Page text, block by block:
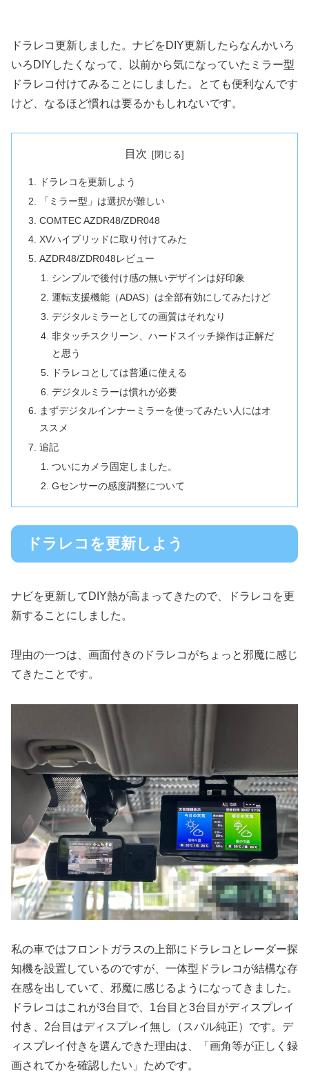
ドラレコ更新しました。ナビをDIY更新したらなんかいろ
いろDIYしたくなって、以前から気になっていたミラー型
ドラレコ付けてみることにしました。とても便利なんです
けど、なるほど慣れは要るかもしれないです。
目次
ドラレコを更新しよう
「ミラー型」は選択が難しい
COMTEC AZDR48/ZDR048
XVハイブリッドに取り付けてみた
AZDR48/ZDR048レビュー
シンプルで後付け感の無いデザインは好印象
運転支援機能（ADAS）は全部有効にしてみたけど
デジタルミラーとしての画質はそれなり
非タッチスクリーン、ハードスイッチ操作は正解だ
と思う
ドラレコとしては普通に使える
デジタルミラーは慣れが必要
まずデジタルインナーミラーを使ってみたい人にはオ
ススメ
追記
ついにカメラ固定しました。
Gセンサーの感度調整について
ドラレコを更新しよう
ナビを更新してDIY熱が高まってきたので、ドラレコを更
新することにしました。
理由の一つは、画面付きのドラレコがちょっと邪魔に感じ
てきたことです。
私の車ではフロントガラスの上部にドラレコとレーダー探
知機を設置しているのですが、一体型ドラレコが結構な存
在感を出していて、邪魔に感じるようになってきました。
ドラレコはこれが3台目で、1台目と3台目がディスプレイ
付き、2台目はディスプレイ無し（スバル純正）です。デ
ィスプレイ付きを選んできた理由は、「画角等が正しく録
画されてかを確認したい」ためです。